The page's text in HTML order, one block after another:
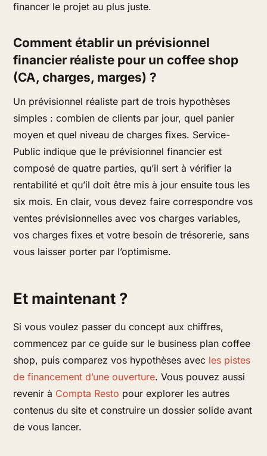
financer le projet au plus juste.
Comment établir un prévisionnel
financier réaliste pour un coffee shop
(CA, charges, marges) ?
Un prévisionnel réaliste part de trois hypothèses
simples : combien de clients par jour, quel panier
moyen et quel niveau de charges fixes. Service-
Public indique que le prévisionnel financier est
composé de quatre parties, qu’il sert à vérifier la
rentabilité et qu’il doit être mis à jour ensuite tous les
six mois. En clair, vous devez faire correspondre vos
ventes prévisionnelles avec vos charges variables,
vos charges fixes et votre besoin de trésorerie, sans
vous laisser porter par l’optimisme.
Et maintenant ?
Si vous voulez passer du concept aux chiffres,
commencez par ce guide sur le business plan coffee
shop, puis comparez vos hypothèses avec les pistes
de financement d’une ouverture. Vous pouvez aussi
revenir à Compta Resto pour explorer les autres
contenus du site et construire un dossier solide avant
de vous lancer.